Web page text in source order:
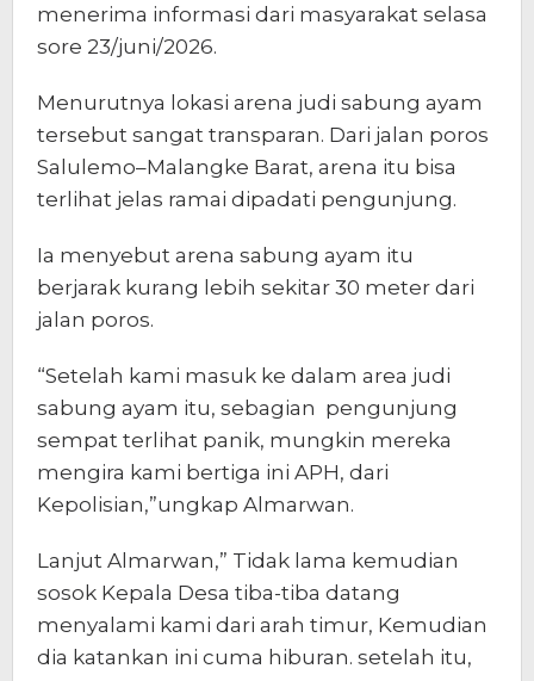
menerima informasi dari masyarakat selasa
sore 23/juni/2026.
Menurutnya lokasi arena judi sabung ayam
tersebut sangat transparan. Dari jalan poros
Salulemo–Malangke Barat, arena itu bisa
terlihat jelas ramai dipadati pengunjung.
Ia menyebut arena sabung ayam itu
berjarak kurang lebih sekitar 30 meter dari
jalan poros.
“Setelah kami masuk ke dalam area judi
sabung ayam itu, sebagian pengunjung
sempat terlihat panik, mungkin mereka
mengira kami bertiga ini APH, dari
Kepolisian,”ungkap Almarwan.
Lanjut Almarwan,” Tidak lama kemudian
sosok Kepala Desa tiba-tiba datang
menyalami kami dari arah timur, Kemudian
dia katankan ini cuma hiburan. setelah itu,